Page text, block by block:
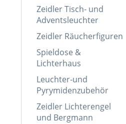
Zeidler Tisch- und
Adventsleuchter
Zeidler Räucherfiguren
Spieldose &
Lichterhaus
Leuchter-und
Pyrymidenzubehör
Zeidler Lichterengel
und Bergmann